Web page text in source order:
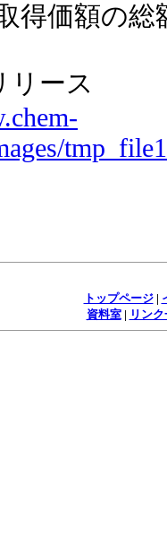
得価額の
リース
トップページ|
資料室| リン